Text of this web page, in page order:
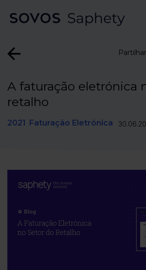
A faturação eletrónica
retalho
2021 Faturação Eletrónica
Partilhar